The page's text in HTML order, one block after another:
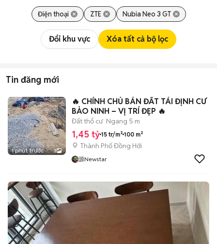
Điện thoại ZTE Nubia Neo 3 GT
Đổi khu vực Xóa tất cả bộ lọc
Tin đăng mới
1 phút trước 3
🔥 CHÍNH CHỦ BÁN ĐẤT TÁI ĐỊNH CƯ
BẢO NINH – VỊ TRÍ ĐẸP 🔥
Đất thổ cư Ngang 5 m
1,45 tỷ 15 tr/m² 100 m²
Thành Phố Đồng Hới
源Newstar